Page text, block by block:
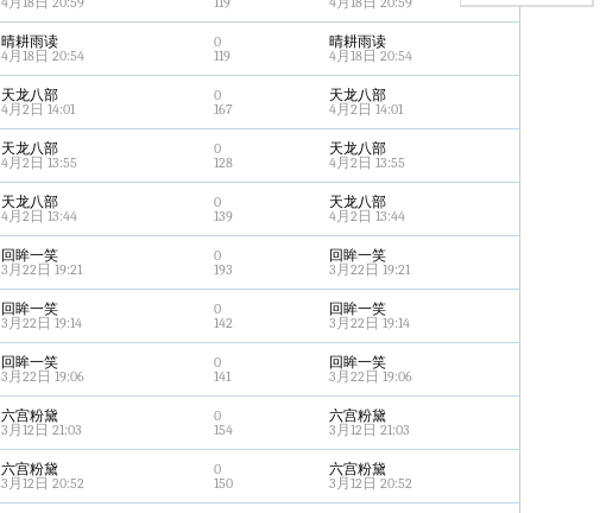
晴耕雨读
4月18日 20:54
0
119
晴耕雨读
4月18日 20:54
天龙八部
4月2日 14:01
0
167
天龙八部
4月2日 14:01
天龙八部
4月2日 13:55
0
128
天龙八部
4月2日 13:55
天龙八部
4月2日 13:44
0
139
天龙八部
4月2日 13:44
回眸一笑
3月22日 19:21
0
193
回眸一笑
3月22日 19:21
回眸一笑
3月22日 19:14
0
142
回眸一笑
3月22日 19:14
回眸一笑
3月22日 19:06
0
141
回眸一笑
3月22日 19:06
六宫粉黛
3月12日 21:03
0
154
六宫粉黛
3月12日 21:03
六宫粉黛
3月12日 20:52
0
150
六宫粉黛
3月12日 20:52